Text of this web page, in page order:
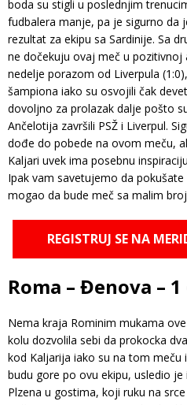
boda su stigli u poslednjim
fudbalera manje, pa je sigurno da
rezultat za ekipu sa Sardinije. Sa
ne dočekuju ovaj meč u
nedelje porazom od Liverpula
šampiona iako su osvojili čak
dovoljno za prolazak dalje pošto
Ančelotija završili PSŽ i Liverpul.
dođe do pobede na ovom meču,
Kaljari uvek ima posebnu
Ipak vam savetujemo da
mogao da bude meč sa malim
REGISTRUJ SE NA
Roma – Đenova – 1
Nema kraja Rominim mukama
kolu dozvolila sebi da prokocka
kod Kaljarija iako su na tom meču
budu gore po ovu ekipu, usledio
Plzena u gostima, koji ruku na